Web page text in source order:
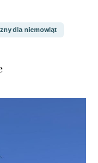
dla niemowląt